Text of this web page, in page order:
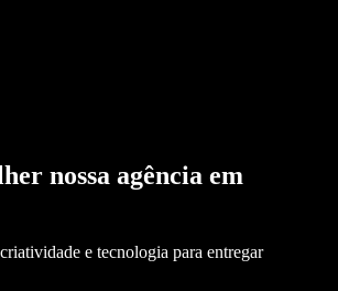
nossa agência em
e tecnologia para entregar